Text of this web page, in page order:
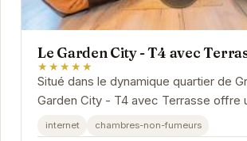
Le Garden City - T4 avec
★★★★★
Situé dans le dynamique quartier de
Garden City - T4 avec Terrasse offre
vie moderne et confortable. Avec sa
internet chambres-non-fumeurs